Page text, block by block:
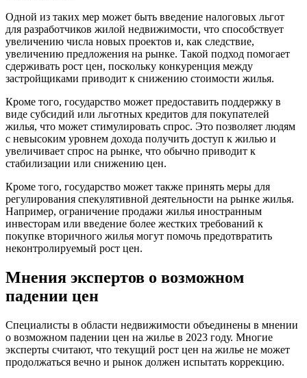
Одной из таких мер может быть введение налоговых льгот
для разработчиков жилой недвижимости, что способствует
увеличению числа новых проектов и, как следствие,
увеличению предложения на рынке. Такой подход помогает
сдерживать рост цен, поскольку конкуренция между
застройщиками приводит к снижению стоимости жилья.
Кроме того, государство может предоставить поддержку в
виде субсидий или льготных кредитов для покупателей
жилья, что может стимулировать спрос. Это позволяет людям
с невысоким уровнем дохода получить доступ к жилью и
увеличивает спрос на рынке, что обычно приводит к
стабилизации или снижению цен.
Кроме того, государство может также принять меры для
регулирования спекулятивной деятельности на рынке жилья.
Например, ограничение продажи жилья иностранным
инвесторам или введение более жестких требований к
покупке вторичного жилья могут помочь предотвратить
неконтролируемый рост цен.
Мнения экспертов о возможном
падении цен
Специалисты в области недвижимости объединены в мнении
о возможном падении цен на жилье в 2023 году. Многие
эксперты считают, что текущий рост цен на жилье не может
продолжаться вечно и рынок должен испытать коррекцию.